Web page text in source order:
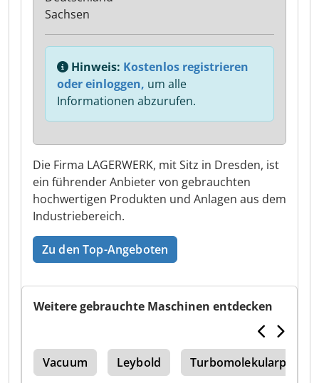
Die Firma LAGERWERK, mit Sitz in Dresden, ist
ein führender Anbieter von gebrauchten
hochwertigen Produkten und Anlagen aus dem
Industriebereich.
Zu den Top-Angeboten
Sachsen
Hinweis: Kostenlos registrieren
oder einloggen, um alle
Informationen abzurufen.
Weitere gebrauchte Maschinen entdecken
Vacuum Leybold Turbomolekularpumpe